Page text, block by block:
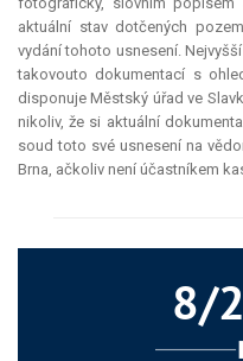
aktuální stav dotčených
vydání tohoto usnesení.
takovouto dokumentací s
disponuje Městský úřad ve
nikoliv, že si aktuální
soud toto své usnesení na
Brna, ačkoliv není účastníkem